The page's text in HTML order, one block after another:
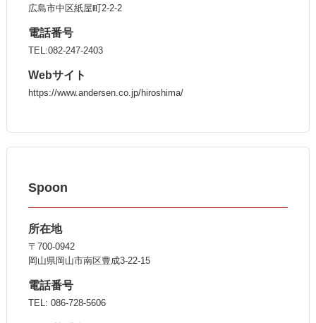
広島市中区紙屋町2-2-2
電話番号
TEL:082-247-2403
Webサイト
https://www.andersen.co.jp/hiroshima/
Spoon
所在地
〒700-0942
岡山県岡山市南区豊成3-22-15
電話番号
TEL: 086-728-5606